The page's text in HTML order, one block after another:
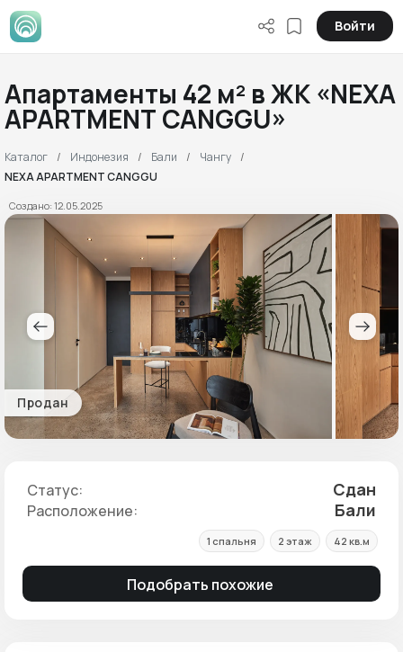
Войти
Апартаменты 42 м² в ЖК «NEXA
APARTMENT CANGGU»
Каталог Индонезия Бали
Чангу
NEXA APARTMENT CANGGU
Создано: 12.05.2025
Продан
Статус: Сдан
Расположение: Бали
1 спальня 2 этаж 42 кв.м
Подобрать похожие